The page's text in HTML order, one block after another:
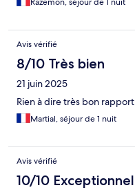
Razemon, séjour de 1 nuit
Avis vérifié
8/10 Très bien
21 juin 2025
Rien à dire très bon
Martial, séjour de 1 nuit
Avis vérifié
10/10 Exceptionnel